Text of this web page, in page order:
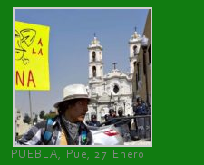
PUEBLA, Pue, 27 Enero